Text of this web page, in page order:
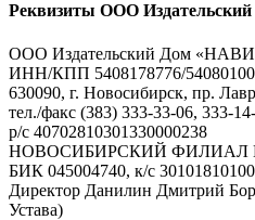
Реквизиты ООО
ООО Издательский Дом
ИНН/КПП 5408178776/
630090, г. Новосибирск, пр.
тел./факс (383) 333-33-06, 333-
р/с 40702810301330000238
НОВОСИБИРСКИЙ ФИЛИАЛ
БИК 045004740, к/с
Директор Данилин Дмитрий
Устава)